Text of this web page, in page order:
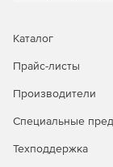
Каталог
Прайс-листы
Производители
Специальные
Техподдержка